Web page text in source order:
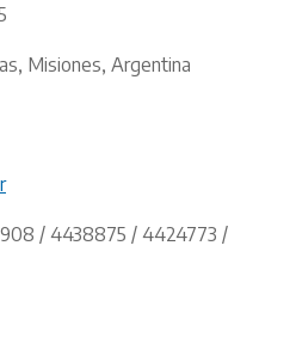
Misiones, Argentina
/ 4438875 / 4424773 /